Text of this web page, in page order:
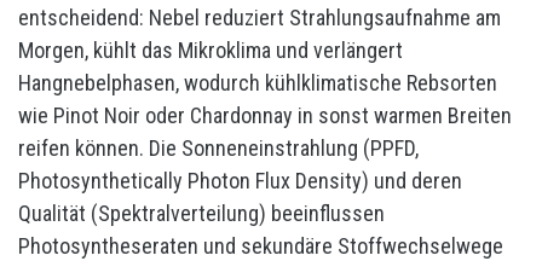
entscheidend: Nebel reduziert Strahlungsaufnahme am
Morgen, kühlt das Mikroklima und verlängert
Hangnebelphasen, wodurch kühlklimatische Rebsorten
wie Pinot Noir oder Chardonnay in sonst warmen Breiten
reifen können. Die Sonneneinstrahlung (PPFD,
Photosynthetically Photon Flux Density) und deren
Qualität (Spektralverteilung) beeinflussen
Photosyntheseraten und sekundäre Stoffwechselwege